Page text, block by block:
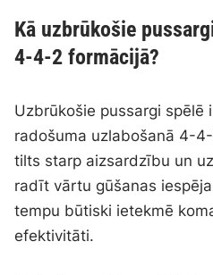
Kā uzbrūkošie
4-4-2 formācijā?
Uzbrūkošie pussargi spēlē
radošuma uzlabošanā 4-
tilts starp aizsardzību un
radīt vārtu gūšanas
tempu būtiski ietekmē
efektivitāti.